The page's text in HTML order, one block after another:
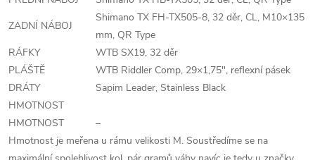
ZADNÍ NÁBOJ
Shimano TX FH-TX505-8, 32 děr, CL, M10×135
mm, QR Type
RÁFKY
WTB SX19, 32 děr
PLÁŠTĚ
WTB Riddler Comp, 29×1,75", reflexní pásek
DRÁTY
Sapim Leader, Stainless Black
HMOTNOST
HMOTNOST
–
Hmotnost je meřena u rámu velikosti M. Soustředíme se na